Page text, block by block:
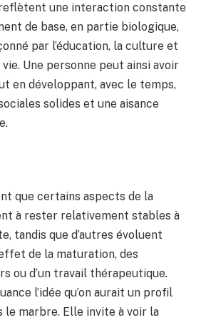
une interaction constante
de base, en partie biologique,
par l’éducation, la culture et
Une personne peut ainsi avoir
en développant, avec le temps,
solides et une aisance
que certains aspects de la
à rester relativement stables à
tandis que d’autres évoluent
de la maturation, des
ou d’un travail thérapeutique.
l’idée qu’on aurait un profil
le marbre. Elle invite à voir la